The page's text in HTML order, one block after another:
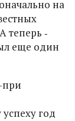
на
теперь ‑
еще один
при
год